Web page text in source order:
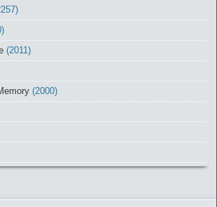
(2011)
(2000)